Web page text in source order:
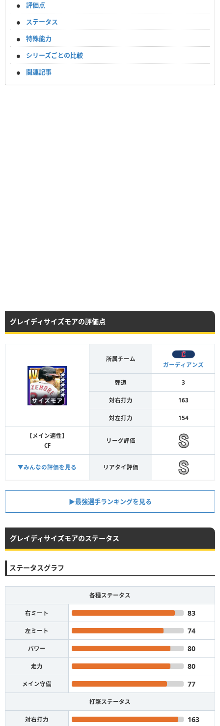
評価点
ステータス
特殊能力
シリーズごとの比較
関連記事
グレイディサイズモアの評価点
所属チーム
ガーディアンズ
弾道 3
対右打力 163
対左打力 154
【メイン適性】
CF
リーグ評価
▼みんなの評価を見る リアタイ評価
▶︎最強選手ランキングを見る
グレイディサイズモアのステータス
ステータスグラフ
各種ステータス
右ミート 83
左ミート 74
パワー 80
走力 80
メイン守備 77
打撃ステータス
対右打力 163